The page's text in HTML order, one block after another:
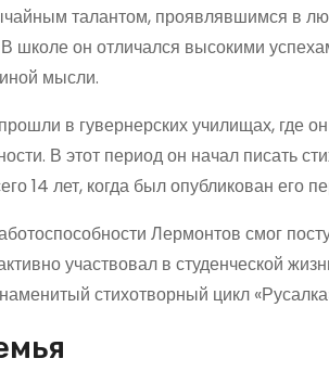
талантом, проявлявшимся в
школе он отличался высокими
мысли.
в гувернерских училищах, где
В этот период он начал писать
14 лет, когда был опубликован его
Лермонтов смог
участвовал в студенческой
стихотворный цикл